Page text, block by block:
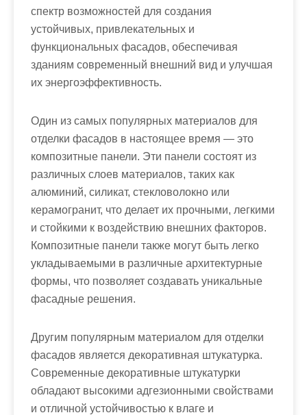
спектр возможностей для создания
устойчивых, привлекательных и
функциональных фасадов, обеспечивая
зданиям современный внешний вид и улучшая
их энергоэффективность.
Один из самых популярных материалов для
отделки фасадов в настоящее время — это
композитные панели. Эти панели состоят из
различных слоев материалов, таких как
алюминий, силикат, стекловолокно или
керамогранит, что делает их прочными, легкими
и стойкими к воздействию внешних факторов.
Композитные панели также могут быть легко
укладываемыми в различные архитектурные
формы, что позволяет создавать уникальные
фасадные решения.
Другим популярным материалом для отделки
фасадов является декоративная штукатурка.
Современные декоративные штукатурки
обладают высокими адгезионными свойствами
и отличной устойчивостью к влаге и